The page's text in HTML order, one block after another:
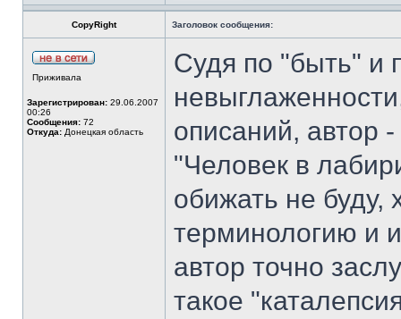
CopyRight Заголовок сообщения:
Приживала
Зарегистрирован: 29.06.2007
00:26
Сообщения: 72
Откуда: Донецкая область
Судя по "быть" и
описаний, автор
"Человек в
обижать не буду,
терминологию и
автор точно
такое